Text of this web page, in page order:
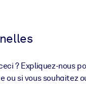
des connaissances
? Expliquez-nous
ou si vous souhaitez